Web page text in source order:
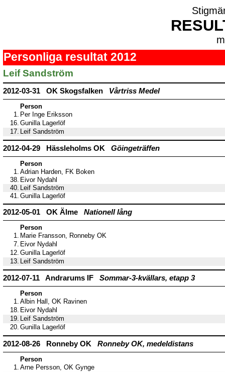
Personliga resultat 2012
Leif Sandström
2012-03-31 OK Skogsfalken Vårtriss Medel
Person
1. Per Inge Eriksson
16. Gunilla Lagerlöf
17. Leif Sandström
2012-04-29 Hässleholms OK Göingeträffen
Person
1. Adrian Harden, FK Boken
38. Eivor Nydahl
40. Leif Sandström
41. Gunilla Lagerlöf
2012-05-01 OK Älme Nationell lång
Person
1. Marie Fransson, Ronneby OK
7. Eivor Nydahl
12. Gunilla Lagerlöf
13. Leif Sandström
2012-07-11 Andrarums IF Sommar-3-kvällars, etapp 3
Person
1. Albin Hall, OK Ravinen
18. Eivor Nydahl
19. Leif Sandström
20. Gunilla Lagerlöf
2012-08-26 Ronneby OK Ronneby OK, medeldistans
Person
1. Arne Persson, OK Gynge